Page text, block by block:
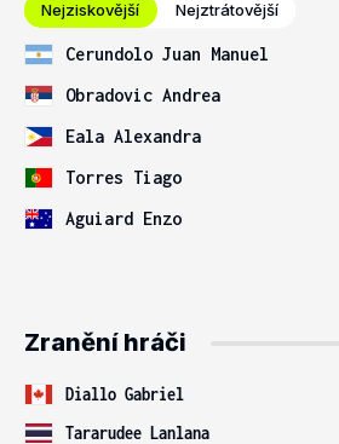
Nejziskovější Nejztrátovější
Cerundolo Juan Manuel
Obradovic Andrea
Eala Alexandra
Torres Tiago
Aguiard Enzo
Zranění hráči
Diallo Gabriel
Tararudee Lanlana